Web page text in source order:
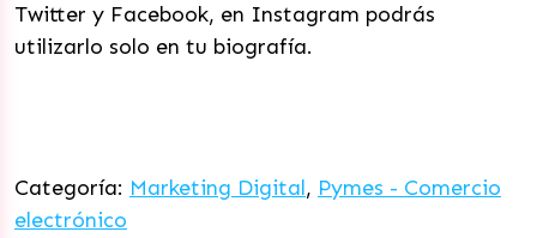
Twitter y Facebook, en Instagram podrás
utilizarlo solo en tu biografía.
Categoría: Marketing Digital, Pymes - Comercio
electrónico